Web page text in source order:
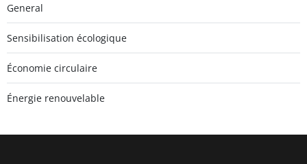
General
Sensibilisation écologique
Économie circulaire
Énergie renouvelable